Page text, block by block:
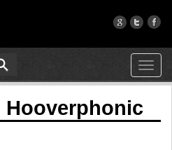
Hooverphonic